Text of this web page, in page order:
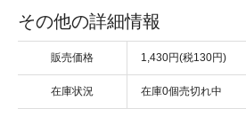
その他の詳細情報
販売価格 1,430円(税130円)
在庫状況 在庫0個売切れ中